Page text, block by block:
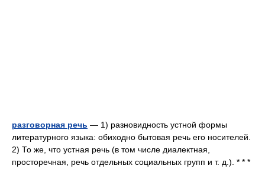
разговорная речь — 1) разновидность устной формы
литературного языка: обиходно бытовая речь его носителей.
2) То же, что устная речь (в том числе диалектная,
просторечная, речь отдельных социальных групп и т. д.). * * *